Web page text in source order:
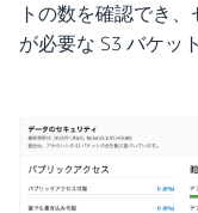
トの数を確認でき
が必要な S3 バケッ